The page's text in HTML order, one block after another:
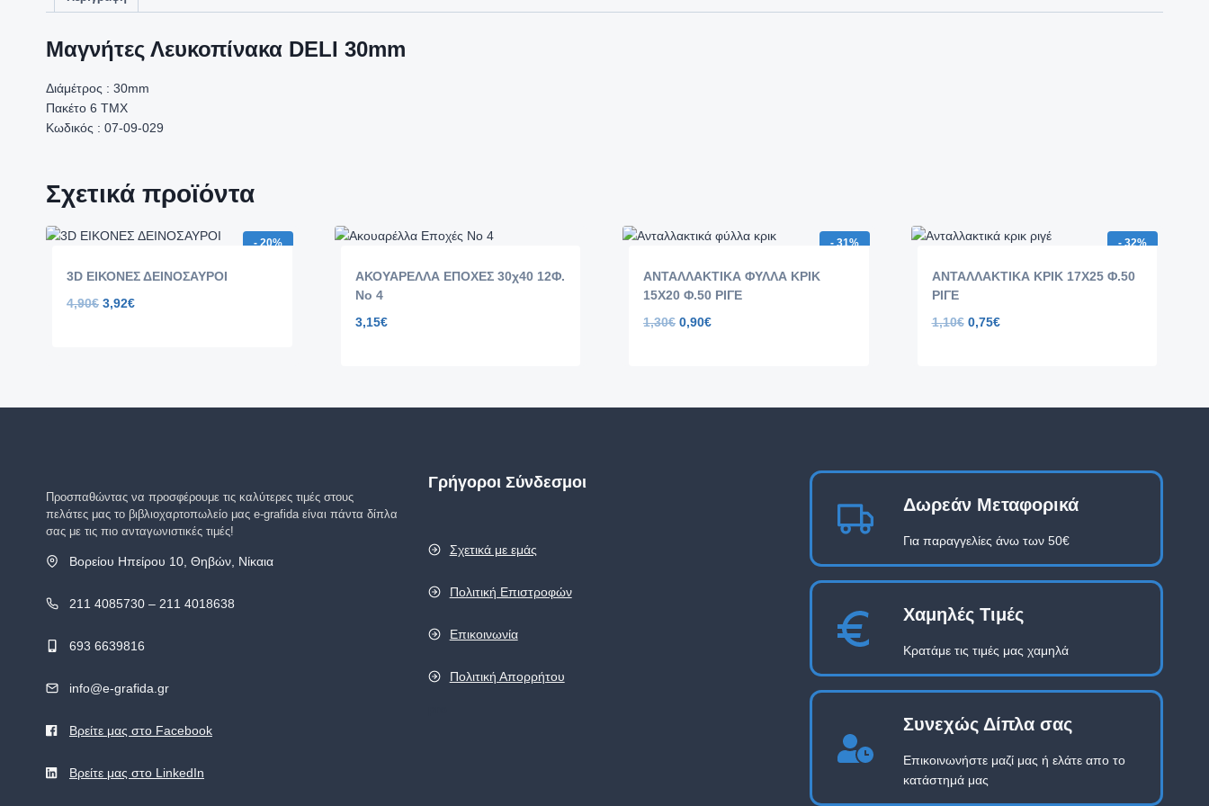
Μαγνήτες Λευκοπίνακα DELI 30mm
Διάμέτρος : 30mm
Πακέτο 6 ΤΜΧ
Κωδικός : 07-09-029
Σχετικά προϊόντα
- 20%
3D ΕΙΚΟΝΕΣ ΔΕΙΝΟΣΑΥΡΟΙ
4,90€ 3,92€
ΑΚΟΥΑΡΕΛΛΑ ΕΠΟΧΕΣ 30χ40 12Φ.
Νο 4
3,15€
- 31%
ΑΝΤΑΛΛΑΚΤΙΚΑ ΦΥΛΛΑ ΚΡΙΚ
15Χ20 Φ.50 ΡΙΓΕ
1,30€ 0,90€
- 32%
ΑΝΤΑΛΛΑΚΤΙΚΑ ΚΡΙΚ 17Χ25 Φ.50
ΡΙΓΕ
1,10€ 0,75€
Προσπαθώντας να προσφέρουμε τις καλύτερες τιμές στους
πελάτες μας το βιβλιοχαρτοπωλείο μας e-grafida είναι πάντα δίπλα
σας με τις πιο ανταγωνιστικές τιμές!
Βορείου Ηπείρου 10, Θηβών, Νίκαια
211 4085730 – 211 4018638
693 6639816
info@e-grafida.gr
Βρείτε μας στο Facebook
Βρείτε μας στο LinkedIn
Γρήγοροι Σύνδεσμοι
Σχετικά με εμάς
Πολιτική Επιστροφών
Επικοινωνία
Πολιτική Απορρήτου
Δωρεάν Μεταφορικά
Για παραγγελίες άνω των 50€
Χαμηλές Τιμές
Κρατάμε τις τιμές μας χαμηλά
Συνεχώς Δίπλα σας
Επικοινωνήστε μαζί μας ή ελάτε απο το
κατάστημά μας